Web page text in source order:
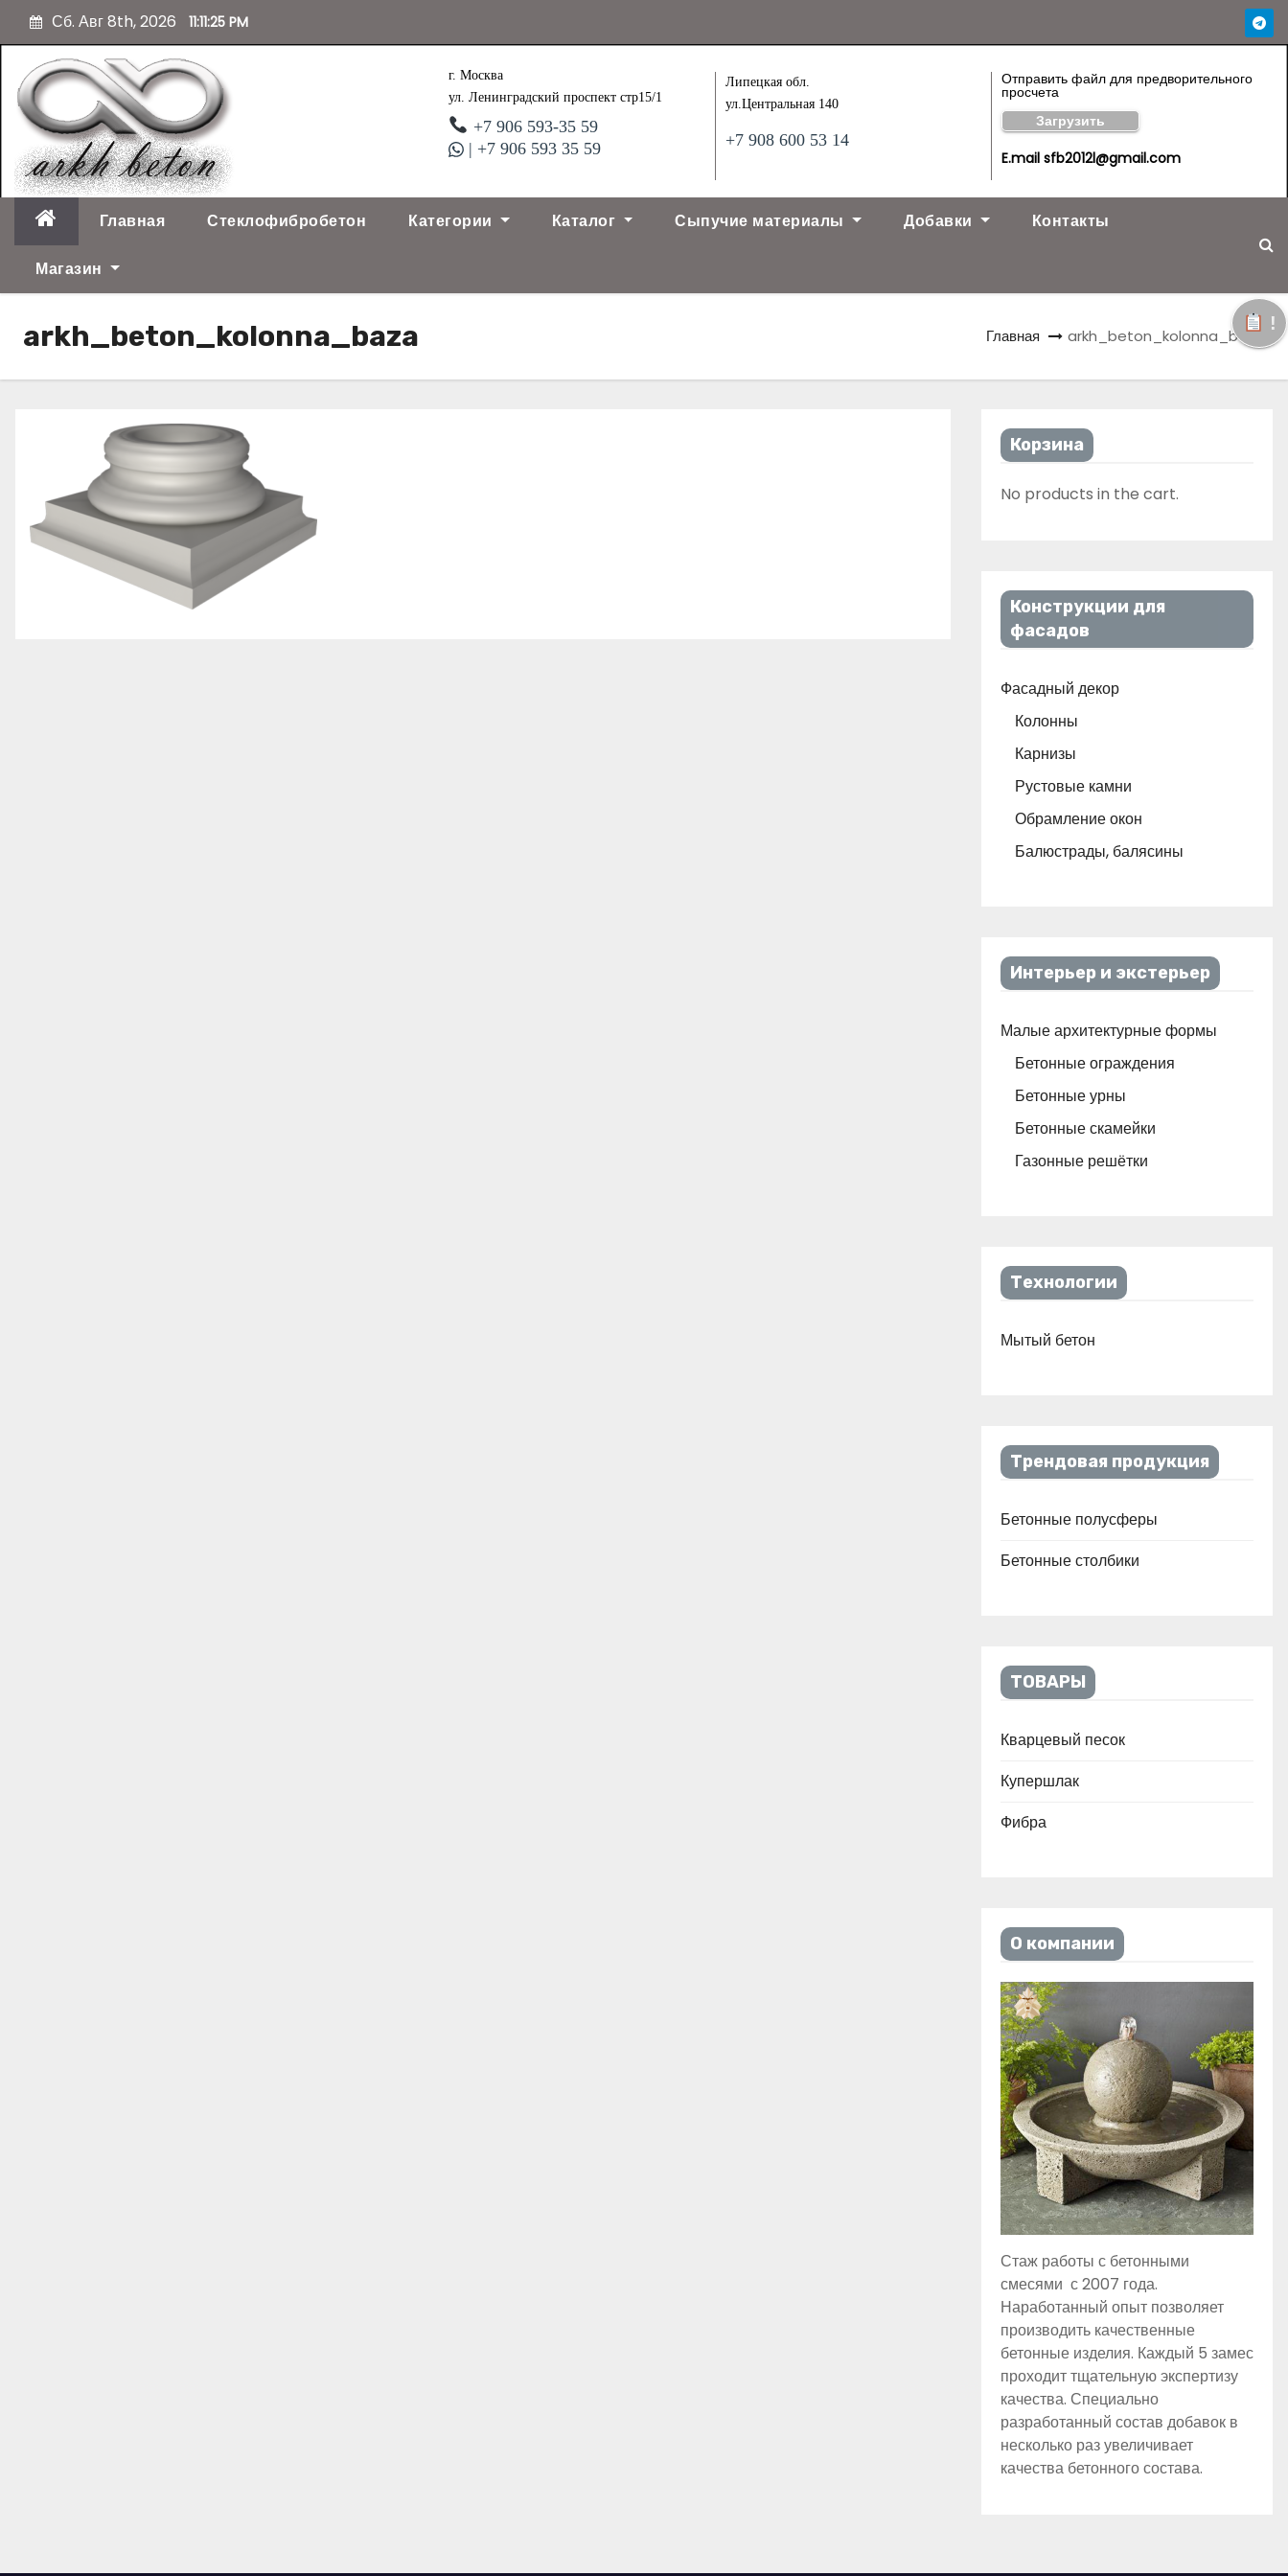
с
о
Сб. Авг 8th, 2026 11:11:26 PM
!
г. Москва
ул. Ленинградский проспект стр15/1
+7 906 593-35 59
| +7 906 593 35 59
Липецкая обл.
ул.Центральная 140
+7 908 600 53 14
Отправить файл для предворительного
просчета
Загрузить
E.mail sfb2012l@gmail.com
Главная Стеклофибробетон Категории Каталог Сыпучие материалы Добавки Контакты
Магазин
arkh_beton_kolonna_baza Главная arkh_beton_kolonna_baza
Корзина
No products in the cart.
Конструкции для
фасадов
Фасадный декор
Колонны
Карнизы
Рустовые камни
Обрамление окон
Балюстрады, балясины
Интерьер и экстерьер
Малые архитектурные формы
Бетонные ограждения
Бетонные урны
Бетонные скамейки
Газонные решётки
Технологии
Мытый бетон
Трендовая продукция
Бетонные полусферы
Бетонные столбики
ТОВАРЫ
Кварцевый песок
Купершлак
Фибра
О компании
Стаж работы с бетонными
смесями с 2007 года.
Наработанный опыт позволяет
производить качественные
бетонные изделия. Каждый 5 замес
проходит тщательную экспертизу
качества. Специально
разработанный состав добавок в
несколько раз увеличивает
качества бетонного состава.